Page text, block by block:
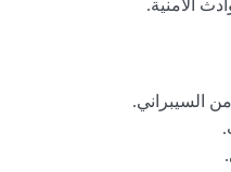
الأمنية.
السيبراني.